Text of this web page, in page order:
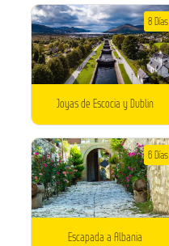
Joyas de Escocia y Dublin
8 Días
Escapada a Albania
6 Días